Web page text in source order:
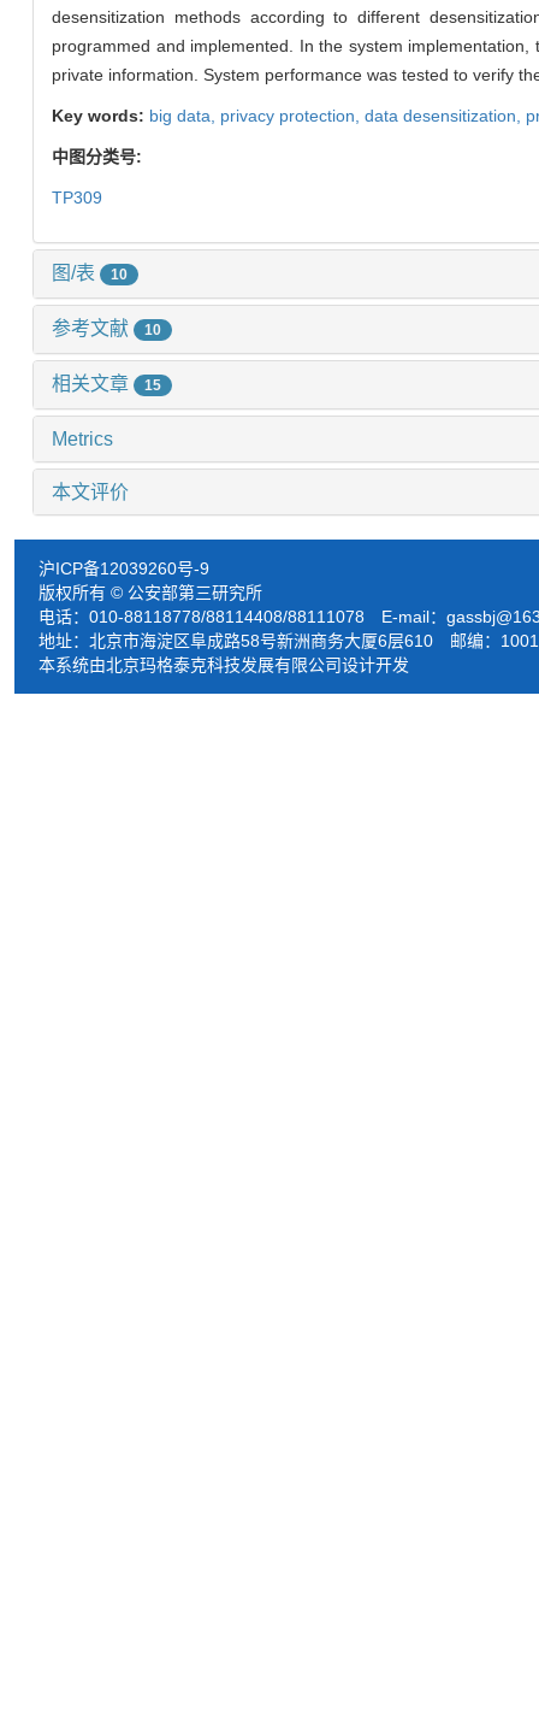
desensitization methods according to different
programmed and implemented. In the system
private information. System performance was tested to verify
Key words: big data, privacy protection, data desensitization,
中图分类号:
TP309
图/表 10
参考文献 10
相关文章 15
Metrics
本文评价
沪ICP备12039260号-9
版权所有 © 公安部第三研究所
电话：010-88118778/88114408/88111078 E-mail：
地址：北京市海淀区阜成路58号新洲商务大厦6层610 邮编：
本系统由北京玛格泰克科技发展有限公司设计开发